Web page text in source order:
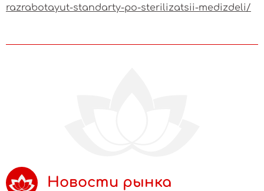
razrabotayut-standarty-po-sterilizatsii-medizdeli/
Новости рынка